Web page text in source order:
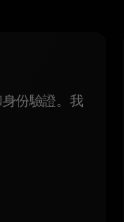
份驗證。我